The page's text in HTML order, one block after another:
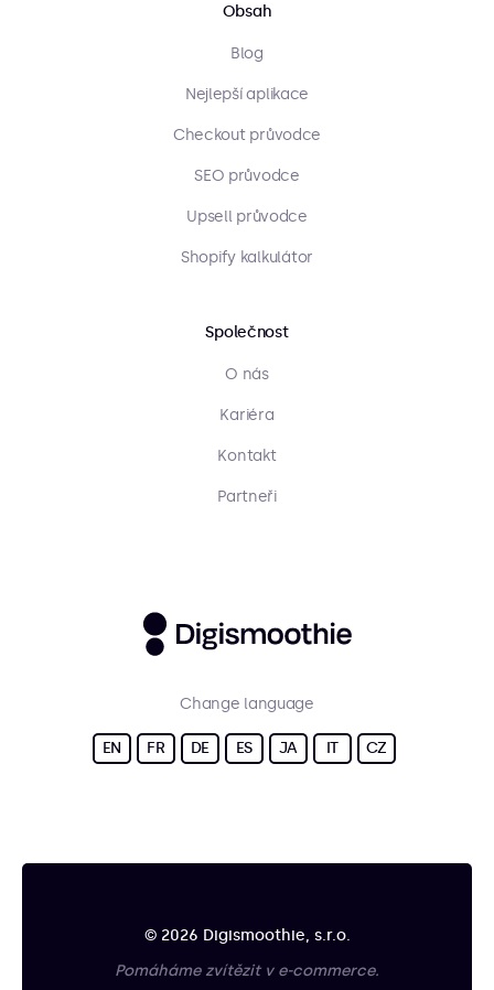
Obsah
Blog
Nejlepší aplikace
Checkout průvodce
SEO průvodce
Upsell průvodce
Shopify kalkulátor
Společnost
O nás
Kariéra
Kontakt
Partneři
Change language
EN FR DE ES JA IT CZ
© 2026 Digismoothie, s.r.o.
Pomáháme zvítězit v e-commerce.